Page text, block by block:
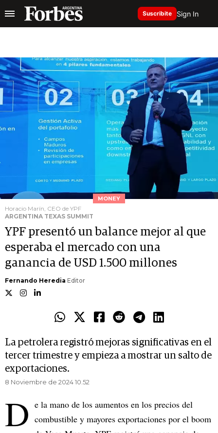
Suscribite Sign In
MONEY
Horacio Marín, CEO de YPF
ARGENTINA TEXAS SUMMIT
YPF presentó un balance mejor al que
esperaba el mercado con una
ganancia de USD 1.500 millones
Fernando Heredia Editor
La petrolera registró mejoras significativas en el
tercer trimestre y empieza a mostrar un salto de
exportaciones.
8 Noviembre de 2024 10.52
D e la mano de los aumentos en los precios del
combustible y mayores exportaciones por el boom